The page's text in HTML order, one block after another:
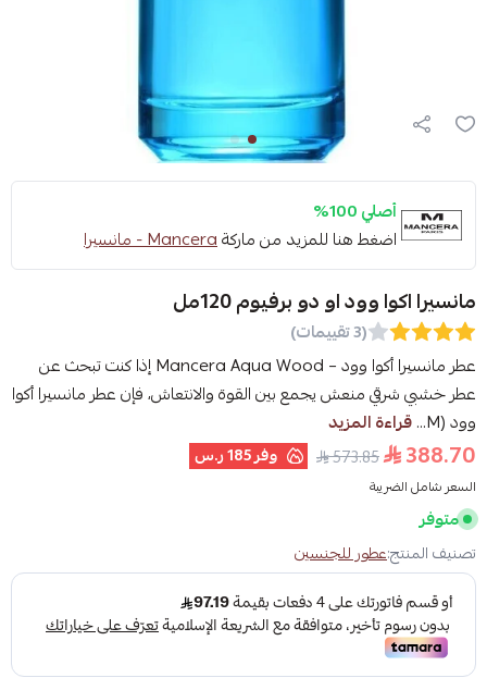
أصلي 100%
اضغط هنا للمزيد من ماركةMancera - مانسيرا
مانسيرا اكوا وود او دو برفيوم 120مل
(3 تقييمات)
عطر مانسيرا أكوا وود – Mancera Aqua Wood إذا كنت تبحث عن
عطر خشبي شرقي منعش يجمع بين القوة والانتعاش، فإن عطر مانسيرا أكوا
وود (M...
قراءة المزيد
388.70
573.85 وفر185 ر.س
السعر شامل الضريبة
متوفر
تصنيف المنتج:عطور للجنسين